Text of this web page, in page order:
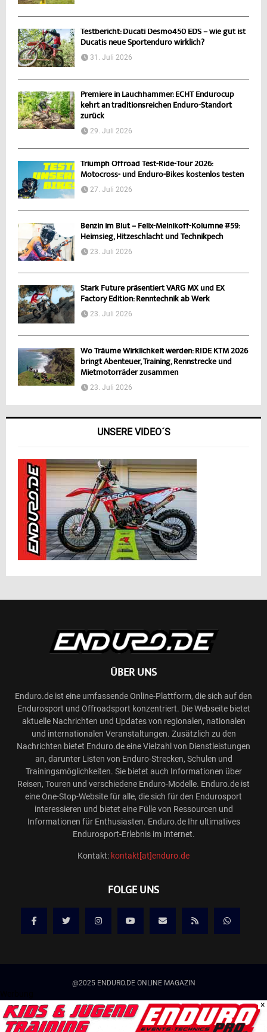
Testbericht: Ducati Desmo450 EDS – wie gut ist
Ducatis neue Sportenduro wirklich?
31. Juli 2026
Premiere in Lauchhammer: ECHT Endurocup
kehrt an traditionsreichen Enduro-Standort
zurück
29. Juli 2026
Triumph Offroad Test-Ride-Tour 2026:
Motocross- und Enduro-Bikes kostenlos testen
27. Juli 2026
Benzin im Blut – Felix-Melnikoff-Kolumne #59:
Heimsieg, Hitzeschlacht und Technikpech
23. Juli 2026
Stark Future präsentiert VARG MX und EX
Factory Edition: Renntechnik ab Werk
23. Juli 2026
Wo Träume Wirklichkeit werden: RIDE KTM 2026
bringt Abenteuer, Training, Rennstrecke und
Mietmotorräder zusammen
23. Juli 2026
UNSERE VIDEO´S
ÜBER UNS
Enduro.de ist eine umfassende Online-Plattform, die sich auf den
Endurosport und Offroadsport konzentriert. Die Webseite bietet
aktuelle Nachrichten und Updates von regionalen, nationalen
und internationalen Veranstaltungen. Zusätzlich zu den
Nachrichten bietet Enduro.de eine Vielzahl von Dienstleistungen
an, darunter Listen von Enduro-Strecken, Schulen und
Trainingsmöglichkeiten. Sie bietet auch Informationen über
Reisen, Touren und verschiedene Enduro-Modelle. Enduro.de ist
eine One-Stop-Website für alle, die sich für den Endurosport
interessieren und bietet eine Fülle von Ressourcen und
Informationen für Enthusiasten. Enduro.de Ihr ultimatives
Endurosport-Erlebnis im Internet.
Kontakt: kontakt[at]enduro.de
FOLGE UNS
@2025 ENDURO.DE ONLINE MAGAZIN
Kontakt
Mediadaten/Werbung
Allgemeine Geschäftsbedingungen
Impressum
×